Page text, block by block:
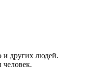
и других людей.
человек.